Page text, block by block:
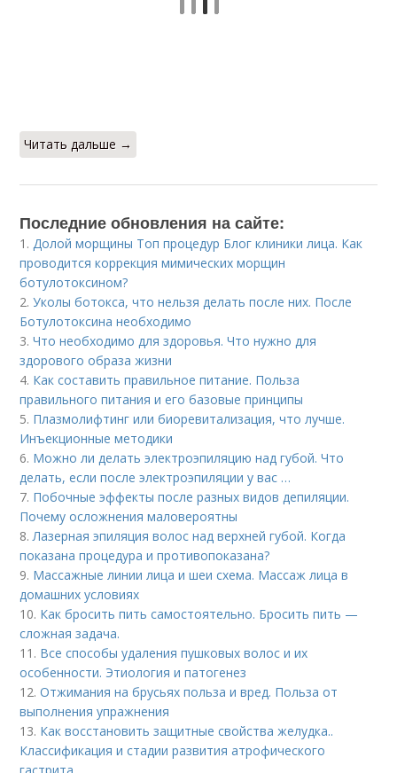
Читать дальше →
Последние обновления на сайте:
1.Долой морщины Топ процедур Блог клиники лица. Как
проводится коррекция мимических морщин
ботулотоксином?
2.Уколы ботокса, что нельзя делать после них. После
Ботулотоксина необходимо
3.Что необходимо для здоровья. Что нужно для
здорового образа жизни
4. Как составить правильное питание. Польза
правильного питания и его базовые принципы
5. Плазмолифтинг или биоревитализация, что лучше.
Инъекционные методики
6. Можно ли делать электроэпиляцию над губой. Что
делать, если после электроэпиляции у вас …
7. Побочные эффекты после разных видов депиляции.
Почему осложнения маловероятны
8.Лазерная эпиляция волос над верхней губой. Когда
показана процедура и противопоказана?
9. Массажные линии лица и шеи схема. Массаж лица в
домашних условиях
10. Как бросить пить самостоятельно. Бросить пить —
сложная задача.
11. Все способы удаления пушковых волос и их
особенности. Этиология и патогенез
12.Отжимания на брусьях польза и вред. Польза от
выполнения упражнения
13. Как восстановить защитные свойства желудка..
Классификация и стадии развития атрофического